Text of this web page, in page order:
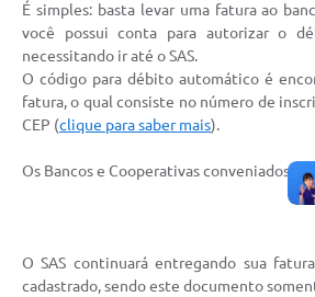
Publicidade de Processos
Teleatendimento
É simples: basta levar uma fatura ao
você possui conta para autorizar o
necessitando ir até o SAS.
O código para débito automático é
fatura, o qual consiste no número de
CEP (clique para saber mais).
Os Bancos e Cooperativas conveniados
O SAS continuará entregando sua
cadastrado, sendo este documento